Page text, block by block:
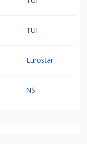
TUI
Eurostar
NS